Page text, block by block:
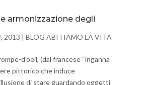
armonizzazione degli
2013 | BLOG ABITIAMO LA VITA
d’oeil, (dal francese “inganna
pittorico che induce
di stare guardando oggetti